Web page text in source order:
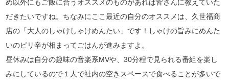
め以外にもご飯に合うオススメのものがあれば皆さんに教えていた
だきたいですね。ちなみにここ最近の自分のオススメは、久世福商
店の「大人のしゃけしゃけめんたい」です！しゃけの旨みにめんた
いのピリ辛が相まってごはんが進みますよ。
昼休みは自分の趣味の音楽系MVや、30分程で見られる番組を楽し
みにしているので１人で社内の空きスペースで食べることが多いで